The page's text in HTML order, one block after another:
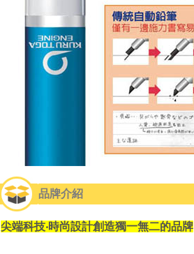
品牌介紹
尖端科技‧時尚設計創造獨一無二的品牌